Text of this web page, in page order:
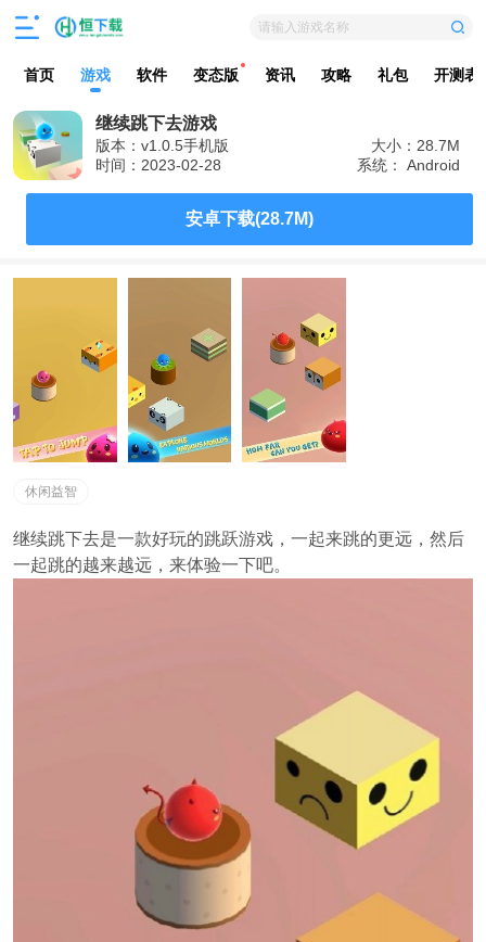
请输入游戏名称
首页 游戏 软件 变态版 资讯 攻略 礼包 开测表
继续跳下去游戏
版本：v1.0.5手机版
大小：28.7M
时间：2023-02-28
系统： Android
安卓下载(28.7M)
休闲益智
继续跳下去是一款好玩的跳跃游戏，一起来跳的更远，然后
一起跳的越来越远，来体验一下吧。